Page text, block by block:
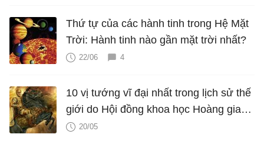
Thứ tự của các hành tinh trong Hệ Mặt
Trời: Hành tinh nào gần mặt trời nhất?
22/06 4
10 vị tướng vĩ đại nhất trong lịch sử thế
giới do Hội đồng khoa học Hoàng gia
Anh xét phong
20/05